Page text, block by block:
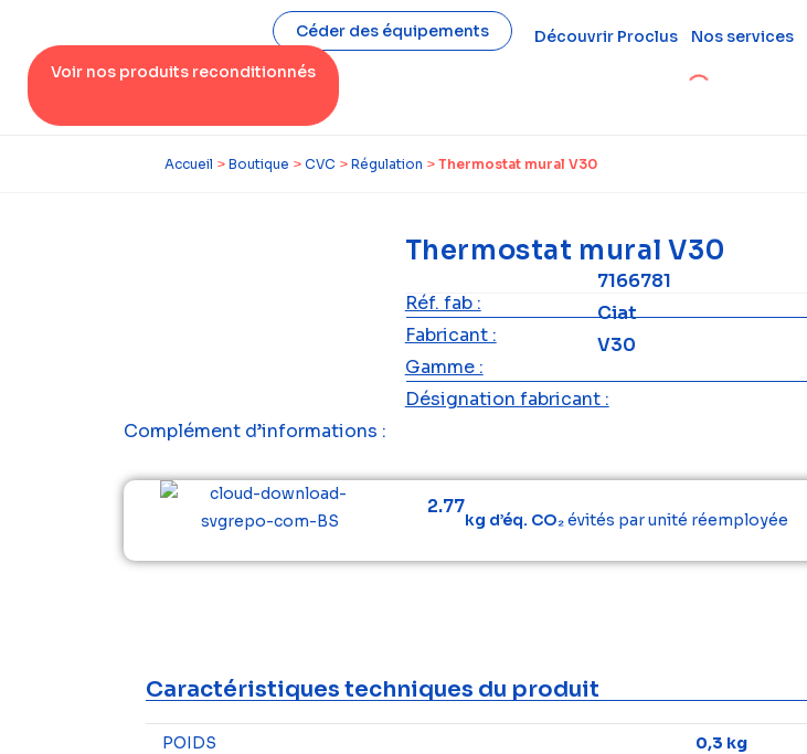
Céder des équipements Découvrir Proclus Nos services
Voir nos produits reconditionnés
Accueil > Boutique > CVC > Régulation > Thermostat mural V30
Thermostat mural V30
Réf. fab :
7166781
Fabricant :
Ciat
Gamme :
V30
Désignation fabricant :
Complément d’informations :
2.77
kg d’éq. CO₂évités par unité réemployée
Caractéristiques techniques du produit
POIDS
0,3 kg